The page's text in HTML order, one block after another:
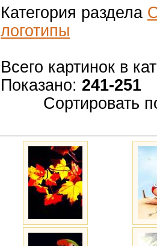
Категория раздела
логотипы
Всего картинок в
Показано: 241-251
Сортировать